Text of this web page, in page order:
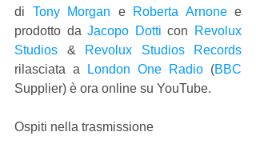
di Tony Morgan e Roberta Arnone e
prodotto da Jacopo Dotti con
Revolux
Studios &
Revolux Studios Records
rilasciata a
London One Radio (BBC
Supplier) è ora online su YouTube.
Ospiti nella trasmissione